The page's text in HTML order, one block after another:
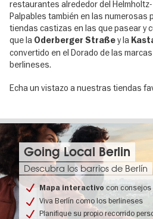
restaurantes alrededor del
Palpables también en las numerosas
tiendas castizas en las que pasear y
que la Oderberger Straßey la
convertido en el Dorado de las
berlineses.
Echa un vistazo a nuestras tiendas
Going Local Berlin
Descubra los barrios de Berlín
Mapa interactivo con
Viva Berlín como los berlineses
Planifique su propio recorrido